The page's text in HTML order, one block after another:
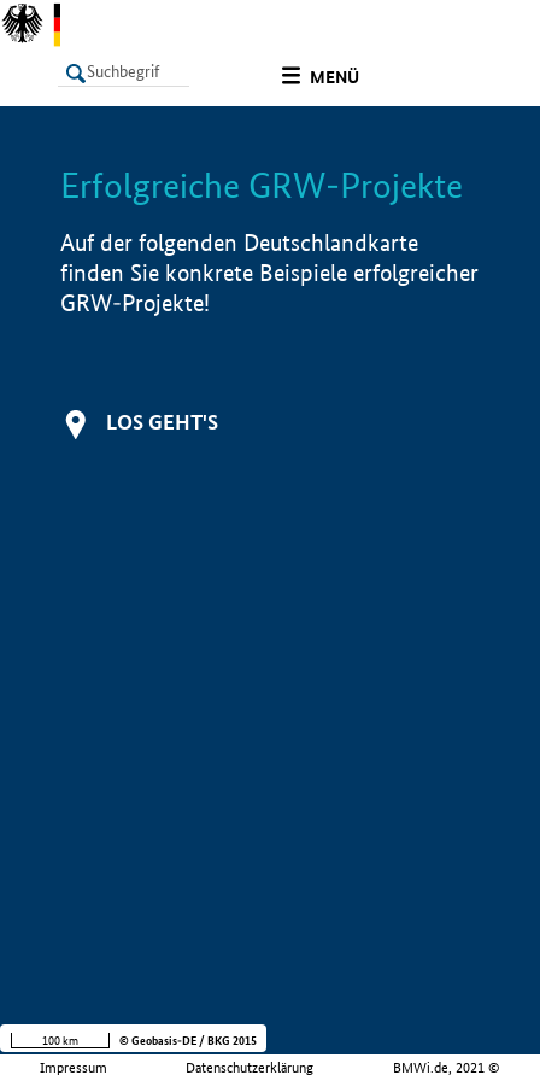
MENÜ
LISTE Info
Erfolgreiche GRW-Projekte
Auf der folgenden Deutschlandkarte
finden Sie konkrete Beispiele erfolgreicher
GRW-Projekte!
LOS GEHT'S
Impressum Datenschutzerklärung BMWi.de, 2021 ©
100 km © Geobasis-DE / BKG 2015